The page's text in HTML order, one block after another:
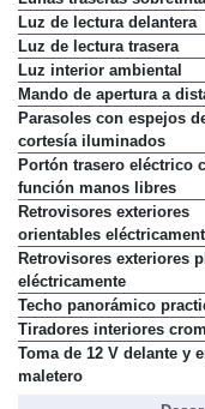
Lunas traseras
Luz de lectura delantera
Luz de lectura trasera
Luz interior ambiental
Mando de apertura a
Parasoles con espejos de
cortesía iluminados
Portón trasero eléctrico
función manos libres
Retrovisores exteriores
orientables
Retrovisores exteriores
eléctricamente
Techo panorámico
Tiradores interiores
Toma de 12 V delante y en